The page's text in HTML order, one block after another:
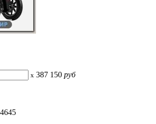
x 387 150 руб